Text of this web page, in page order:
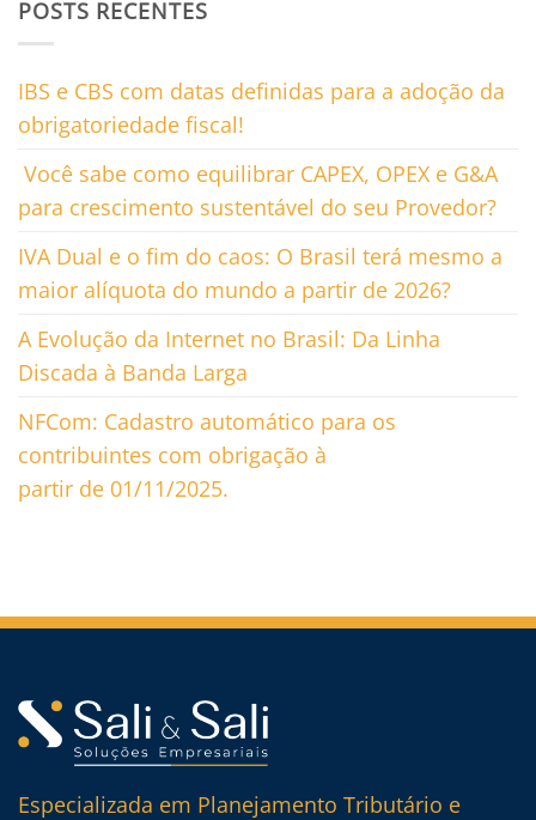
POSTS RECENTES
IBS e CBS com datas definidas para a adoção da
obrigatoriedade fiscal!
Você sabe como equilibrar CAPEX, OPEX e G&A
para crescimento sustentável do seu Provedor?
IVA Dual e o fim do caos: O Brasil terá mesmo a
maior alíquota do mundo a partir de 2026?
A Evolução da Internet no Brasil: Da Linha
Discada à Banda Larga
NFCom: Cadastro automático para os
contribuintes com obrigação à
partir de 01/11/2025.
Especializada em Planejamento Tributário e